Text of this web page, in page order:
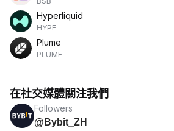
Hyperliquid
HYPE
Plume
PLUME
在社交媒體關注我們
Followers
@Bybit_ZH